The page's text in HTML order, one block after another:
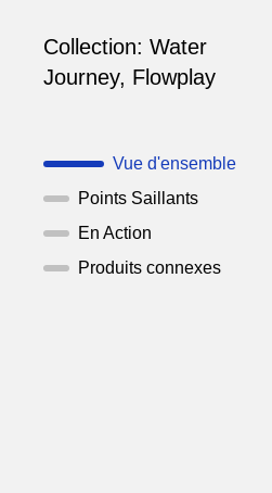
Collection: Water
Journey, Flowplay
Vue d'ensemble
Points Saillants
En Action
Produits connexes